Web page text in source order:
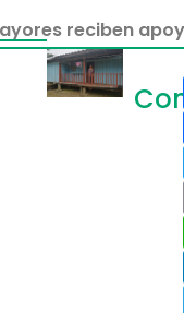
reciben